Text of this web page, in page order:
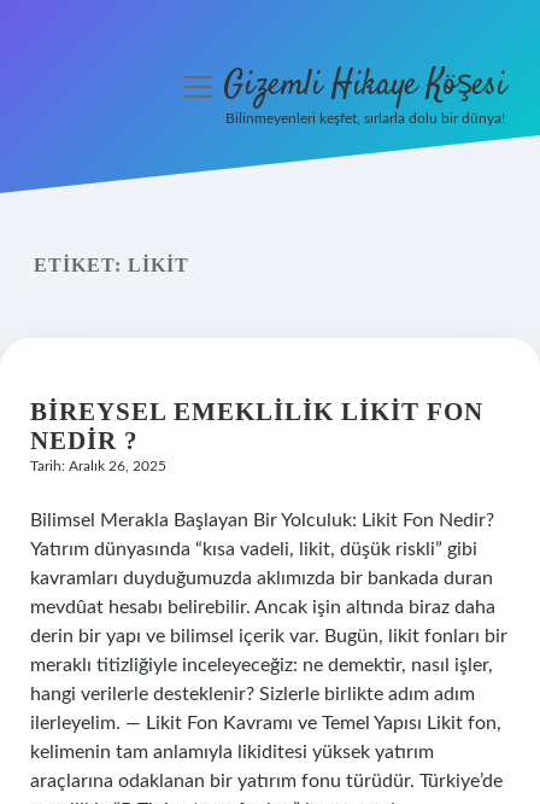
Yasal Uyarı
menüyüGizemli Hikaye Köşesi
Bilinmeyenleri keşfet, sırlarla dolu bir dünya!
ETIKET: LIKIT
BIREYSEL EMEKLILIK LIKIT FON
NEDIR ?
Tarih: Aralık 26, 2025
Bilimsel Merakla Başlayan Bir Yolculuk: Likit Fon Nedir?
Yatırım dünyasında “kısa vadeli, likit, düşük riskli” gibi
kavramları duyduğumuzda aklımızda bir bankada duran
mevdûat hesabı belirebilir. Ancak işin altında biraz daha
derin bir yapı ve bilimsel içerik var. Bugün, likit fonları bir
meraklı titizliğiyle inceleyeceğiz: ne demektir, nasıl işler,
hangi verilerle desteklenir? Sizlerle birlikte adım adım
ilerleyelim. — Likit Fon Kavramı ve Temel Yapısı Likit fon,
kelimenin tam anlamıyla likiditesi yüksek yatırım
araçlarına odaklanan bir yatırım fonu türüdür. Türkiye’de